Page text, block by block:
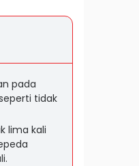
pada
tidak
lima kali